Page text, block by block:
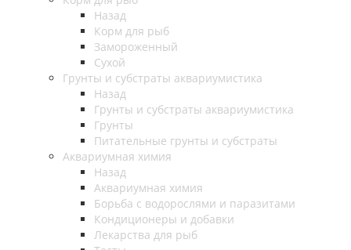
Назад
Корм для рыб
Замороженный
Сухой
Грунты и субстраты аквариумистика
Назад
Грунты и субстраты аквариумистика
Грунты
Питательные грунты и субстраты
Аквариумная химия
Назад
Аквариумная химия
Борьба с водорослями и паразитами
Кондиционеры и добавки
Лекарства для рыб